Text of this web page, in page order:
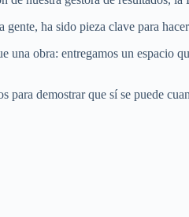
ha sido pieza clave para
una obra: entregamos un
para demostrar que sí se puede